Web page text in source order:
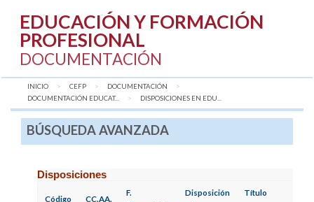
EDUCACIÓN Y FORMACIÓN
PROFESIONAL
DOCUMENTACIÓN
INICIO CEFP
DOCUMENTACIÓN
DOCUMENTACIÓN EDUCAT...
AQUÍ:
DISPOSICIONES EN EDU...
BÚSQUEDA AVANZADA
Disposiciones
Código CC.AA.
F.
Disposición Título